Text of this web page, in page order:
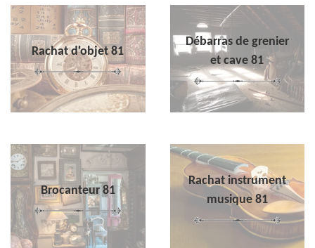
Rachat d'objet 81
Débarras de grenier
et cave 81
Brocanteur 81
Rachat instrument
musique 81